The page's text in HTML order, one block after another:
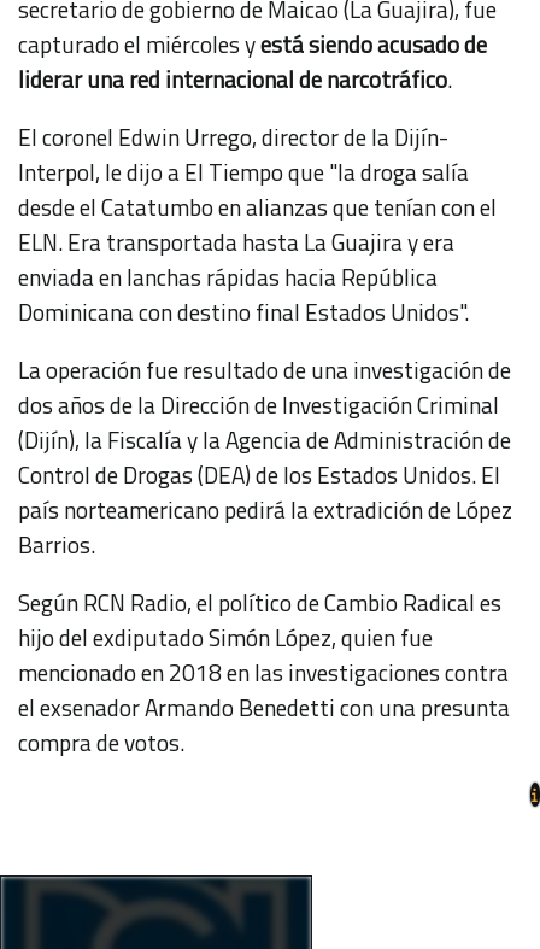
secretario de gobierno de Maicao (La Guajira), fue
capturado el miércoles yestá siendo acusado de
liderar una red internacional de narcotráfico.
El coronel Edwin Urrego, director de la Dijín-
Interpol, le dijo aEl Tiempoque "la droga salía
desde el Catatumbo en alianzas que tenían con el
ELN. Era transportada hasta La Guajira y era
enviada en lanchas rápidas hacia República
Dominicana con destino final Estados Unidos".
La operación fue resultado de una investigación de
dos años de la Dirección de Investigación Criminal
(Dijín), la Fiscalía y la Agencia de Administración de
Control de Drogas (DEA) de los Estados Unidos. El
país norteamericano pedirá la extradición de López
Barrios.
Según RCN Radio, el político de Cambio Radical es
hijo del exdiputado Simón López, quien fue
mencionado en 2018 en las investigaciones contra
el exsenador Armando Benedetti con una presunta
compra de votos.